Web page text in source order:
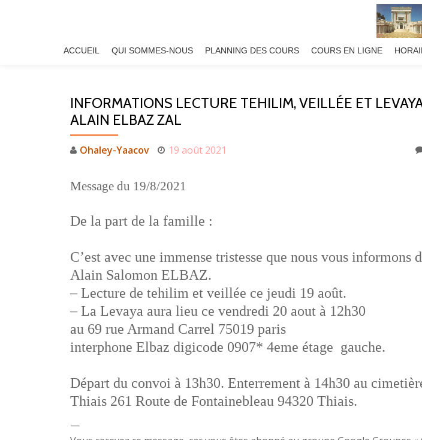
ACCUEIL QUI SOMMES-NOUS PLANNING DES COURS COURS EN LIGNE
INFORMATIONS LECTURE TEHILIM, VEILLÉE ET
ALAIN ELBAZ ZAL
Ohaley-Yaacov 19 août 2021
Message du 19/8/2021
De la part de la famille :
C’est avec une immense tristesse que nous vous informons
Alain Salomon ELBAZ.
– Lecture de tehilim et veillée ce jeudi 19 août.
– La Levaya aura lieu ce vendredi 20 aout à 12h30
au 69 rue Armand Carrel 75019 paris
interphone Elbaz digicode 0907* 4eme étage gauche.
Départ du convoi à 13h30. Enterrement à 14h30 au
Thiais 261 Route de Fontainebleau 94320 Thiais.
—